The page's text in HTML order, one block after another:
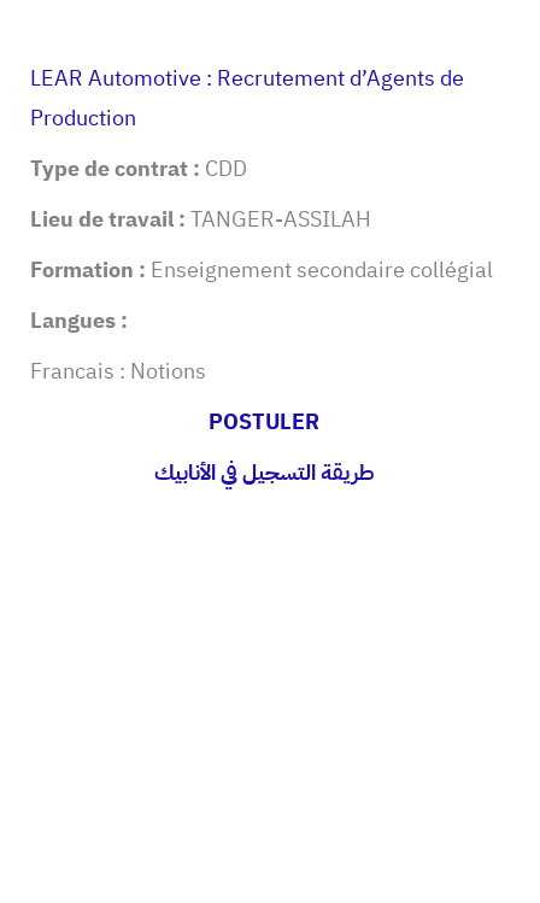
LEAR Automotive : Recrutement d’Agents de
Production
Type de contrat : CDD
Lieu de travail :TANGER-ASSILAH
Formation : Enseignement secondaire collégial
Langues :
Francais : Notions
POSTULER
طريقة التسجيل في الأنابيك